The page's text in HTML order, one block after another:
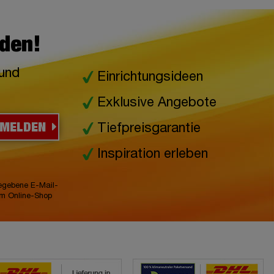
E-Mail-
Online-Shop
Einrichtungsideen
Exklusive Angebote
Tiefpreisgarantie
Inspiration erleben